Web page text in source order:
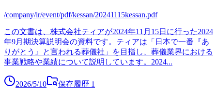
/company/ir/event/pdf/kessan/20241115kessan.pdf
この文書は、株式会社ティアが2024年11月15日に行った2024
年9月期決算説明会の資料です。ティアは「日本で一番『あ
りがとう』と言われる葬儀社」を目指し、葬儀業界における
事業戦略や業績について説明しています。2024...
2026/5/10 保存履歴 1